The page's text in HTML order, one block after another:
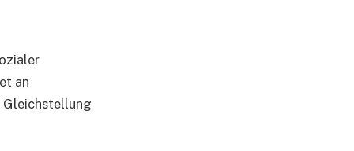
an
Gleichstellung